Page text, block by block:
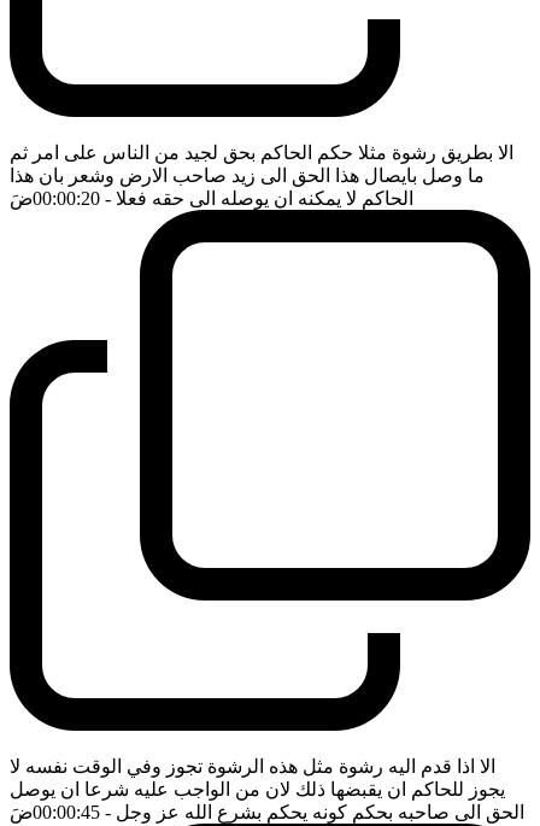
الا بطريق رشوة مثلا حكم الحاكم بحق لجيد من الناس على امر ثم
ما وصل بايصال هذا الحق الى زيد صاحب الارض وشعر بان هذا
الحاكم لا يمكنه ان يوصله الى حقه فعلا - 00:00:20 ضَ
الا اذا قدم اليه رشوة مثل هذه الرشوة تجوز وفي الوقت نفسه لا
يجوز للحاكم ان يقبضها ذلك لان من الواجب عليه شرعا ان يوصل
الحق الى صاحبه بحكم كونه يحكم بشرع الله عز وجل - 00:00:45 ضَ